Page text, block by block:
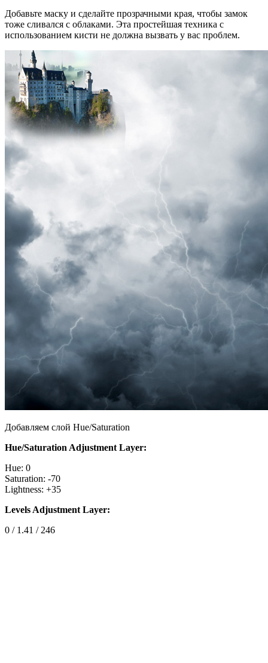
Добавьте маску и сделайте прозрачными края, чтобы замок
тоже сливался с облаками. Эта простейшая техника с
использованием кисти не должна вызвать у вас проблем.
Добавляем слой Hue/Saturation
Hue/Saturation Adjustment Layer:
Hue: 0
Saturation: -70
Lightness: +35
Levels Adjustment Layer:
0 / 1.41 / 246